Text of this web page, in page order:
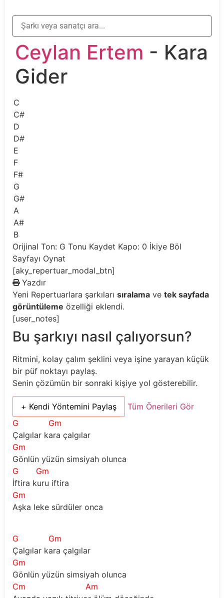
Ceylan Ertem - Kara
Gider
C
C#
D
D#
E
F
F#
G
G#
A
A#
B
Orijinal Ton: G Tonu Kaydet Kapo: 0 İkiye Böl
Sayfayı Oynat
[aky_repertuar_modal_btn]
Yazdır
Yeni Repertuarlara şarkıları sıralama ve tek sayfada
görüntüleme özelliği eklendi.
[user_notes]
Bu şarkıyı nasıl çalıyorsun?
Ritmini, kolay çalım şeklini veya işine yarayan küçük
bir püf noktayı paylaş.
Senin çözümün bir sonraki kişiye yol gösterebilir.
+ Kendi Yöntemini Paylaş
Tüm Önerileri Gör
G
Gm
Çalgılar kara çalgılar
Gm
Gönlün yüzün simsiyah olunca
G
Gm
İftira kuru iftira
Gm
Aşka leke sürdüler onca
G
Gm
Çalgılar kara çalgılar
Gm
Gönlün yüzün simsiyah olunca
Cm
Am